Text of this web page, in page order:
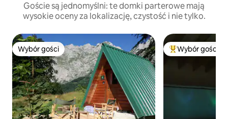
Goście są jednomyślni: te domki parterowe mają
wysokie oceny za lokalizację, czystość i nie tylko.
Wybór gości
Wybór gości Wybór gości